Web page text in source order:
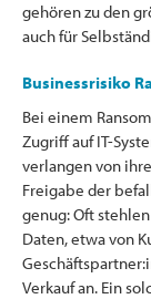
gehören zu den
auch für
Businessrisiko
Bei einem
Zugriff auf IT-
verlangen von
Freigabe der
genug: Oft
Daten, etwa von
Verkauf an. Ein